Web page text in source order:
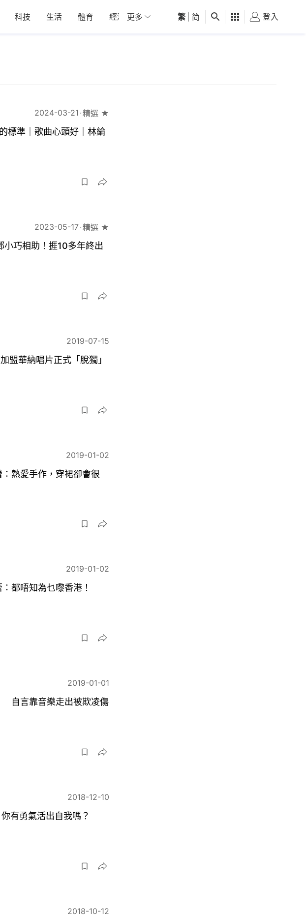
科技 生活 體育 經濟 01深圳 觀點 健康 好食玩飛
更多 繁 简 登入
2024-03-21 精選 ★
標準｜歌曲心頭好｜林綸
2023-05-17 精選 ★
小巧相助！捱10多年終出
2019-07-15
華納唱片正式「脫獨」
2019-01-02
熱愛手作，穿裙卻會很
2019-01-02
都唔知為乜嚟香港！
2019-01-01
自言靠音樂走出被欺凌傷
2018-12-10
有勇氣活出自我嗎？
2018-10-12